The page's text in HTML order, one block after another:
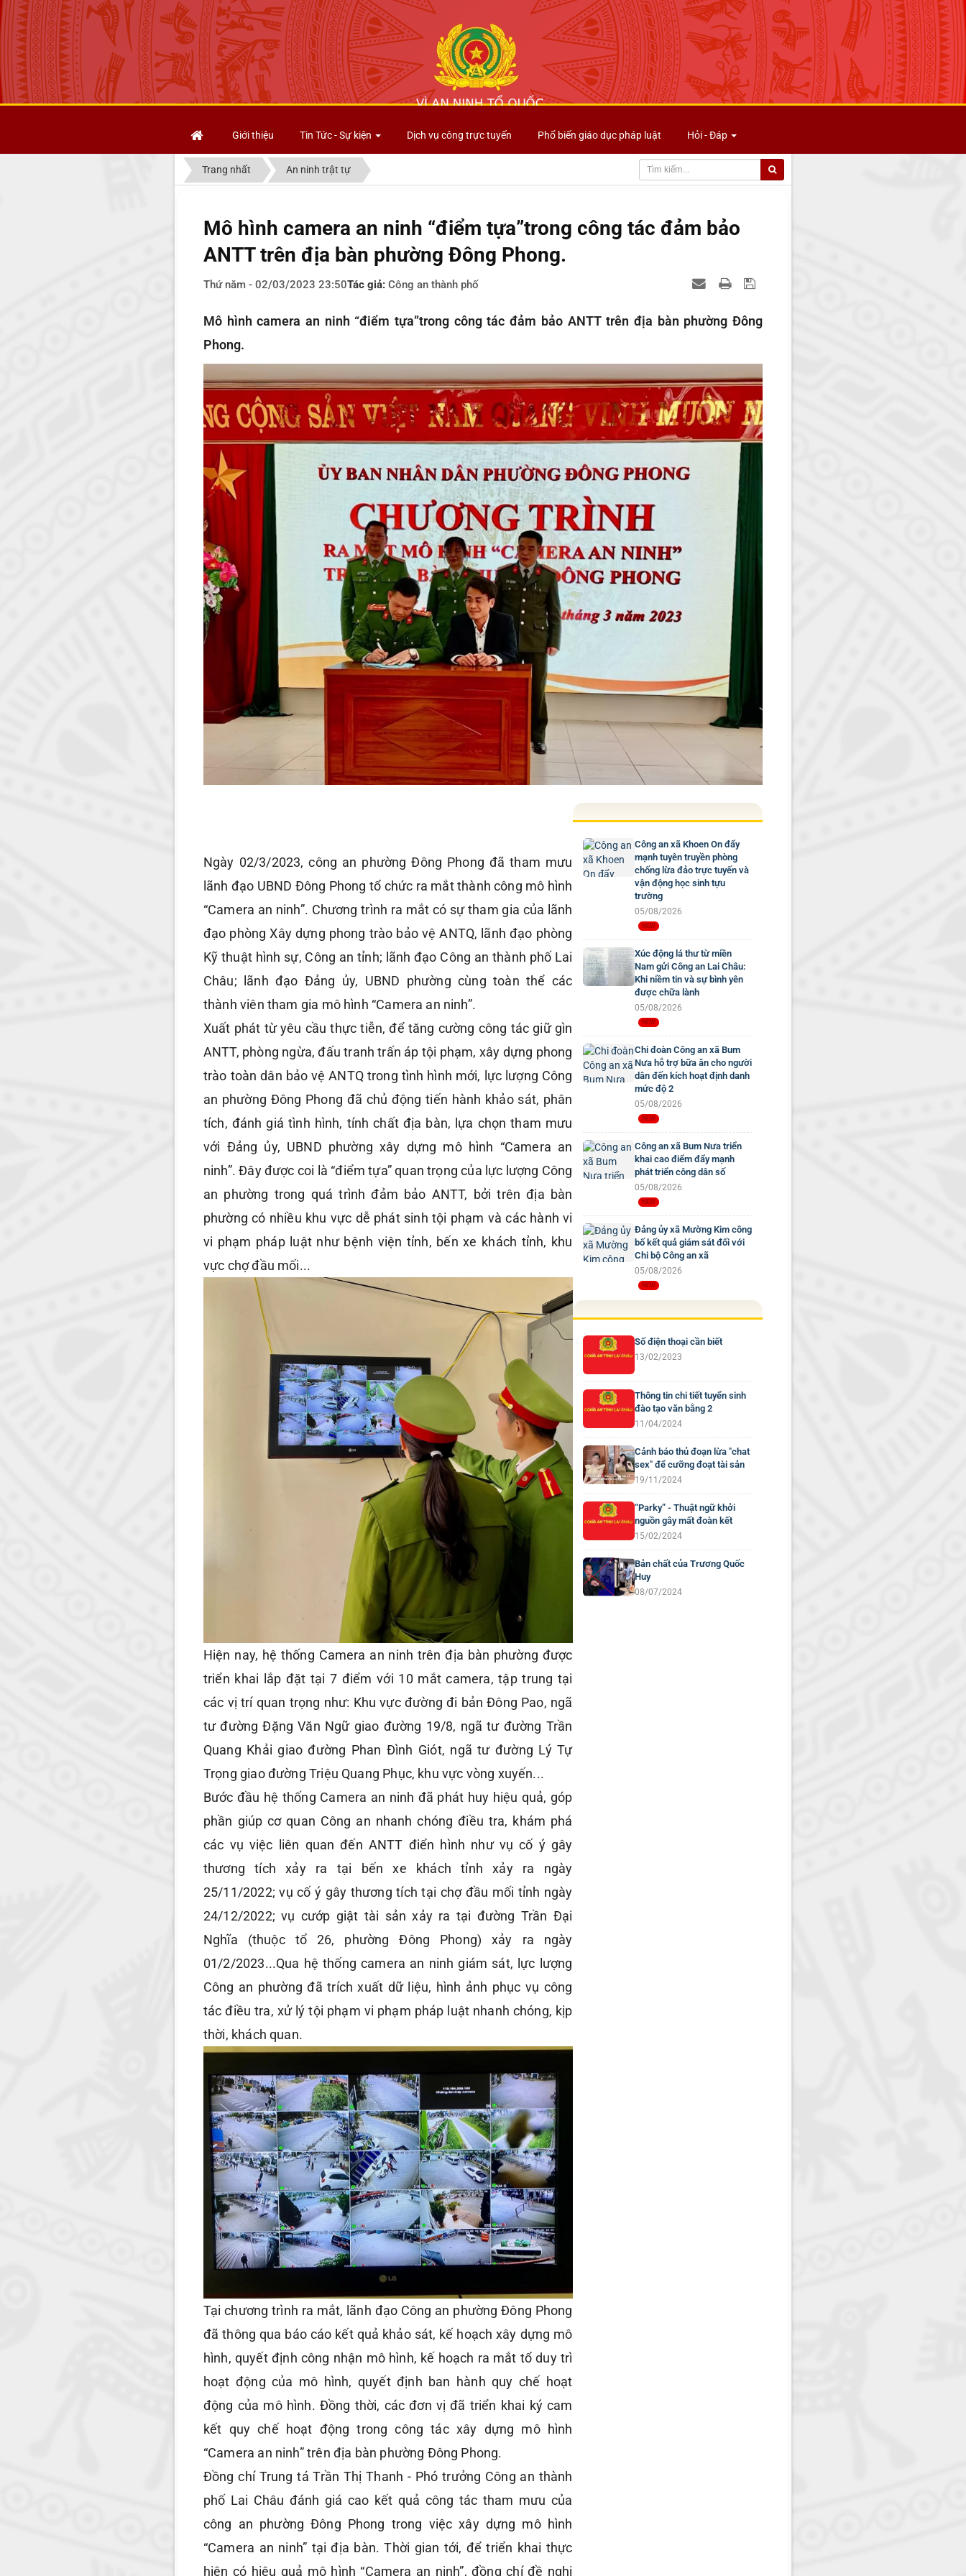
Giới thiệu
Tin Tức - Sự kiện Dịch vụ công trực tuyến Phổ biến giáo dục pháp luật Hỏi - Đáp
Trang nhất An ninh trật tự
Mô hình camera an ninh “điểm tựa”trong công tác đảm bảo
ANTT trên địa bàn phường Đông Phong.
Thứ năm - 02/03/2023 23:50Tác giả: Công an thành phố
Mô hình camera an ninh “điểm tựa”trong công tác đảm bảo ANTT trên địa bàn phường Đông
Phong.
Ngày 02/3/2023, công an phường Đông Phong đã tham mưu
lãnh đạo UBND Đông Phong tổ chức ra mắt thành công mô hình
“Camera an ninh”. Chương trình ra mắt có sự tham gia của lãnh
đạo phòng Xây dựng phong trào bảo vệ ANTQ, lãnh đạo phòng
Kỹ thuật hình sự, Công an tỉnh; lãnh đạo Công an thành phố Lai
Châu; lãnh đạo Đảng ủy, UBND phường cùng toàn thể các
thành viên tham gia mô hình “Camera an ninh”.
Xuất phát từ yêu cầu thực tiễn, để tăng cường công tác giữ gìn
ANTT, phòng ngừa, đấu tranh trấn áp tội phạm, xây dựng phong
trào toàn dân bảo vệ ANTQ trong tình hình mới, lực lượng Công
an phường Đông Phong đã chủ động tiến hành khảo sát, phân
tích, đánh giá tình hình, tính chất địa bàn, lựa chọn tham mưu
với Đảng ủy, UBND phường xây dựng mô hình “Camera an
ninh”. Đây được coi là “điểm tựa” quan trọng của lực lượng Công
an phường trong quá trình đảm bảo ANTT, bởi trên địa bàn
phường có nhiều khu vực dễ phát sinh tội phạm và các hành vi
vi phạm pháp luật như bệnh viện tỉnh, bến xe khách tỉnh, khu
vực chợ đầu mối...
Hiện nay, hệ thống Camera an ninh trên địa bàn phường được
triển khai lắp đặt tại 7 điểm với 10 mắt camera, tập trung tại
các vị trí quan trọng như: Khu vực đường đi bản Đông Pao, ngã
tư đường Đặng Văn Ngữ giao đường 19/8, ngã tư đường Trần
Quang Khải giao đường Phan Đình Giót, ngã tư đường Lý Tự
Trọng giao đường Triệu Quang Phục, khu vực vòng xuyến...
Bước đầu hệ thống Camera an ninh đã phát huy hiệu quả, góp
phần giúp cơ quan Công an nhanh chóng điều tra, khám phá
các vụ việc liên quan đến ANTT điển hình như vụ cố ý gây
thương tích xảy ra tại bến xe khách tỉnh xảy ra ngày
25/11/2022; vụ cố ý gây thương tích tại chợ đầu mối tỉnh ngày
24/12/2022; vụ cướp giật tài sản xảy ra tại đường Trần Đại
Nghĩa (thuộc tổ 26, phường Đông Phong) xảy ra ngày
01/2/2023...Qua hệ thống camera an ninh giám sát, lực lượng
Công an phường đã trích xuất dữ liệu, hình ảnh phục vụ công
tác điều tra, xử lý tội phạm vi phạm pháp luật nhanh chóng, kịp
thời, khách quan.
Tại chương trình ra mắt, lãnh đạo Công an phường Đông Phong
đã thông qua báo cáo kết quả khảo sát, kế hoạch xây dựng mô
hình, quyết định công nhận mô hình, kế hoạch ra mắt tổ duy trì
hoạt động của mô hình, quyết định ban hành quy chế hoạt
động của mô hình. Đồng thời, các đơn vị đã triển khai ký cam
kết quy chế hoạt động trong công tác xây dựng mô hình
“Camera an ninh” trên địa bàn phường Đông Phong.
Đồng chí Trung tá Trần Thị Thanh - Phó trưởng Công an thành
phố Lai Châu đánh giá cao kết quả công tác tham mưu của
công an phường Đông Phong trong việc xây dựng mô hình
“Camera an ninh” tại địa bàn. Thời gian tới, để triển khai thực
hiện có hiệu quả mô hình “Camera an ninh”, đồng chí đề nghị
Công an xã Khoen On đẩy
mạnh tuyên truyền phòng
chống lừa đảo trực tuyến và
vận động học sinh tựu
trường
05/08/2026
Xúc động lá thư từ miền
Nam gửi Công an Lai Châu:
Khi niềm tin và sự bình yên
được chữa lành
05/08/2026
Chi đoàn Công an xã Bum
Nưa hỗ trợ bữa ăn cho người
dân đến kích hoạt định danh
mức độ 2
05/08/2026
Công an xã Bum Nưa triển
khai cao điểm đẩy mạnh
phát triển công dân số
05/08/2026
Đảng ủy xã Mường Kim công
bố kết quả giám sát đối với
Chi bộ Công an xã
05/08/2026
Số điện thoại cần biết
13/02/2023
Thông tin chi tiết tuyển sinh
đào tạo văn bằng 2
11/04/2024
Cảnh báo thủ đoạn lừa "chat
sex" để cưỡng đoạt tài sản
19/11/2024
“Parky” - Thuật ngữ khởi
nguồn gây mất đoàn kết
15/02/2024
Bản chất của Trương Quốc
Huy
08/07/2024